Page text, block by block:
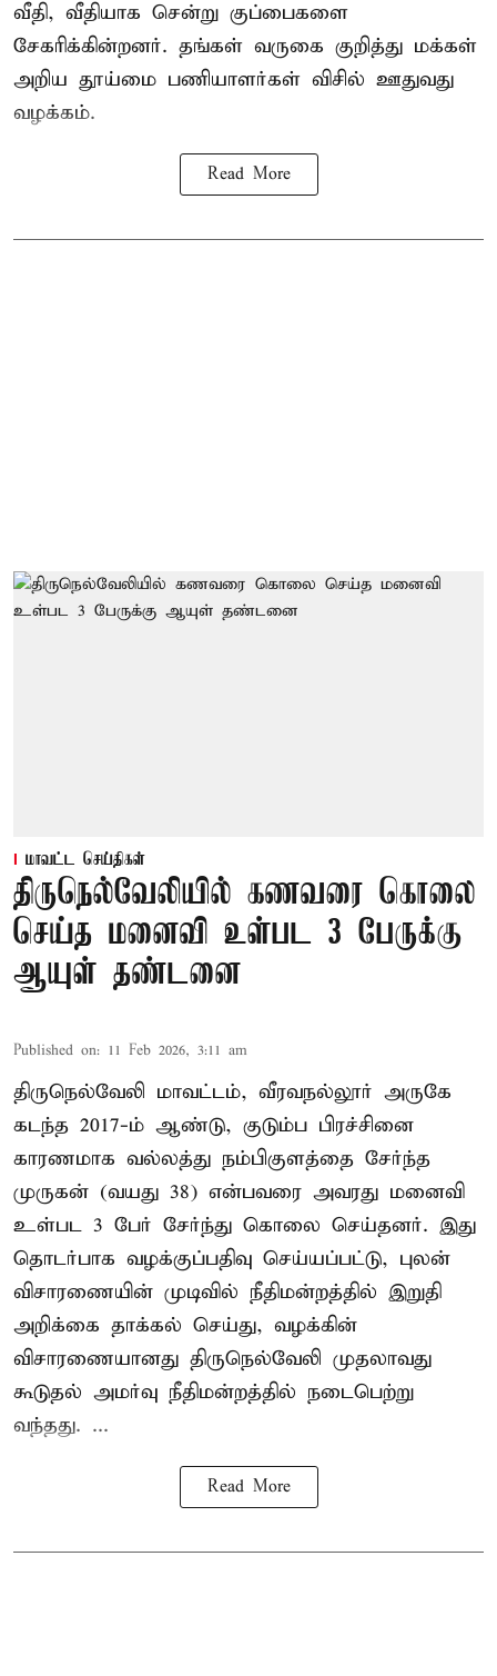
வீதி, வீதியாக சென்று குப்பைகளை
சேகரிக்கின்றனர். தங்கள் வருகை குறித்து மக்கள்
அறிய தூய்மை பணியாளர்கள் விசில் ஊதுவது
வழக்கம்.
Read More
மாவட்ட செய்திகள்
திருநெல்வேலியில் கணவரை கொலை
செய்த மனைவி உள்பட 3 பேருக்கு
ஆயுள் தண்டனை
Published on: 11 Feb 2026, 3:11 am
திருநெல்வேலி மாவட்டம், வீரவநல்லூர் அருகே
கடந்த 2017-ம் ஆண்டு, குடும்ப பிரச்சினை
காரணமாக வல்லத்து நம்பிகுளத்தை சேர்ந்த
முருகன் (வயது 38) என்பவரை அவரது மனைவி
உள்பட 3 பேர் சேர்ந்து கொலை செய்தனர். இது
தொடர்பாக வழக்குப்பதிவு செய்யப்பட்டு, புலன்
விசாரணையின் முடிவில் நீதிமன்றத்தில் இறுதி
அறிக்கை தாக்கல் செய்து, வழக்கின்
விசாரணையானது திருநெல்வேலி முதலாவது
கூடுதல் அமர்வு நீதிமன்றத்தில் நடைபெற்று
வந்தது. ...
Read More